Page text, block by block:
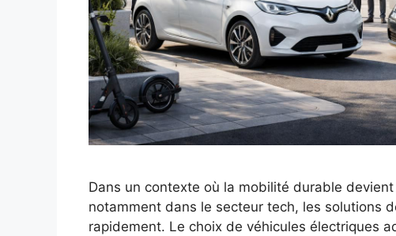
Dans un contexte où la mobilité durable
notamment dans le secteur tech, les solutions
rapidement. Le choix de véhicules électriques